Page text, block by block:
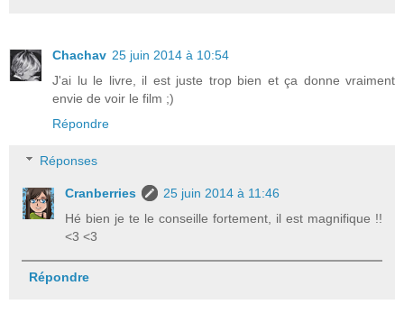
Chachav 25 juin 2014 à 10:54
J'ai lu le livre, il est juste trop bien et ça donne vraiment
envie de voir le film ;)
Répondre
Réponses
Cranberries
25 juin 2014 à 11:46
Hé bien je te le conseille fortement, il est magnifique !!
<3 <3
Répondre